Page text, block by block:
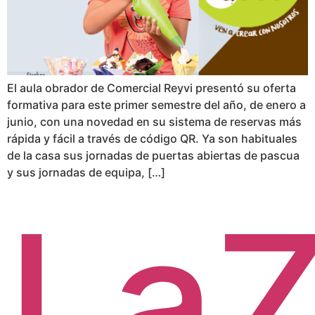
El aula obrador de Comercial Reyvi presentó su oferta
formativa para este primer semestre del año, de enero a
junio, con una novedad en su sistema de reservas más
rápida y fácil a través de código QR. Ya son habituales
de la casa sus jornadas de puertas abiertas de pascua
y sus jornadas de equipa, […]